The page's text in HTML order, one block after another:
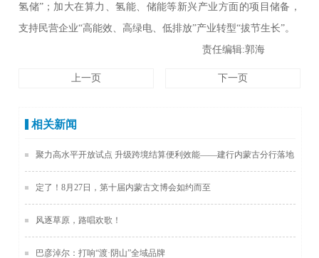
氢储”；加大在算力、氢能、储能等新兴产业方面的项目储备，
支持民营企业“高能效、高绿电、低排放”产业转型“拔节生长”。
责任编辑:郭海
上一页 下一页
相关新闻
聚力高水平开放试点 升级跨境结算便利效能——建行内蒙古分行落地
全区首笔跨境贸易高水平开放试点轧差结算业务
定了！8月27日，第十届内蒙古文博会如约而至
风逐草原，路唱欢歌！
巴彦淖尔：打响“渡·阴山”全域品牌